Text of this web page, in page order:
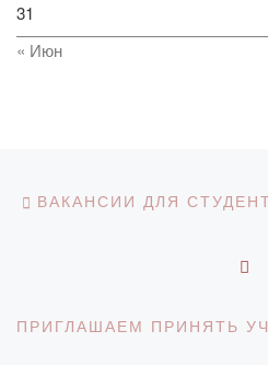
31
« Июн
Навигация по